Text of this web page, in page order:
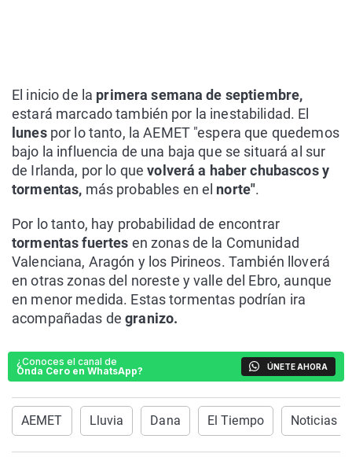
El inicio de la primera semana de septiembre,
estará marcado también por la inestabilidad. El
lunes por lo tanto, la AEMET "espera que quedemos
bajo la influencia de una baja que se situará al sur
de Irlanda, por lo quevolverá a haber chubascos y
tormentas, más probables en el norte".
Por lo tanto, hay probabilidad de encontrar
tormentas fuertes en zonas de la Comunidad
Valenciana, Aragón y los Pirineos. También lloverá
en otras zonas del noreste y valle del Ebro, aunque
en menor medida. Estas tormentas podrían ira
acompañadas degranizo.
¿Conoces el canal de
Onda Cero en WhatsApp?
ÚNETE AHORA
AEMET Lluvia Dana El Tiempo Noticias